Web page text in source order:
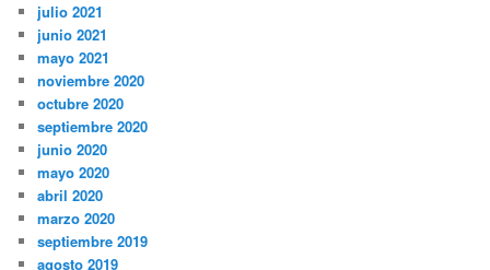
julio 2021
junio 2021
mayo 2021
noviembre 2020
octubre 2020
septiembre 2020
junio 2020
mayo 2020
abril 2020
marzo 2020
septiembre 2019
agosto 2019